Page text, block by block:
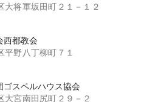
大将軍坂田町２１－１２
西都教会
平野八丁柳町７１
ゴスペルハウス協会
大宮南田尻町２９－２